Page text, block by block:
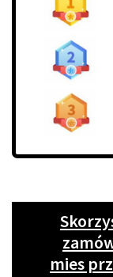
mies